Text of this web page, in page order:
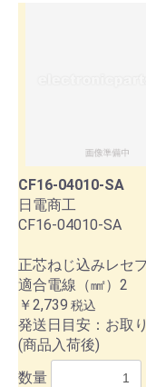
CF16-04010-SA
日電商工
CF16-04010-SA
正芯ねじ込みレセ
適合電線（㎟）2
￥2,739 税込
発送日目安：お取
(商品入荷後)
数量
お買い